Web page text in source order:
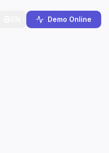
Demo Online